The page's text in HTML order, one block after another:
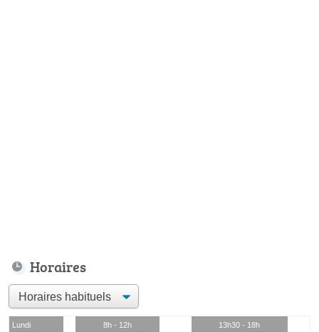
Horaires
Lundi 8h - 12h
13h30 - 18h